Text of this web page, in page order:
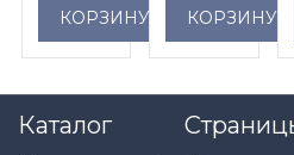
КОРЗИНУ
КОРЗИНУ
Каталог